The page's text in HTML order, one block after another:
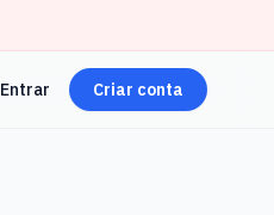
Entrar Criar conta